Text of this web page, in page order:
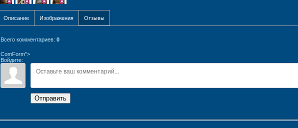
Описание Изображения Отзывы
Всего комментариев: 0
ComForm">
Войдите:
Отправить